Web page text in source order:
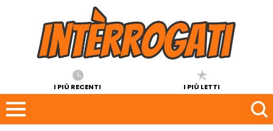
I PIÙ RECENTI I PIÙ LETTI